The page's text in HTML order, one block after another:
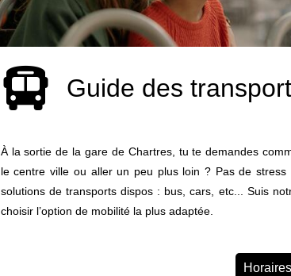
Guide des
À la sortie de la gare de Chartres, tu te demandes
le centre ville ou aller un peu plus loin ? Pas de
solutions de transports dispos : bus, cars, etc... Suis
choisir l’option de mobilité la plus adaptée.